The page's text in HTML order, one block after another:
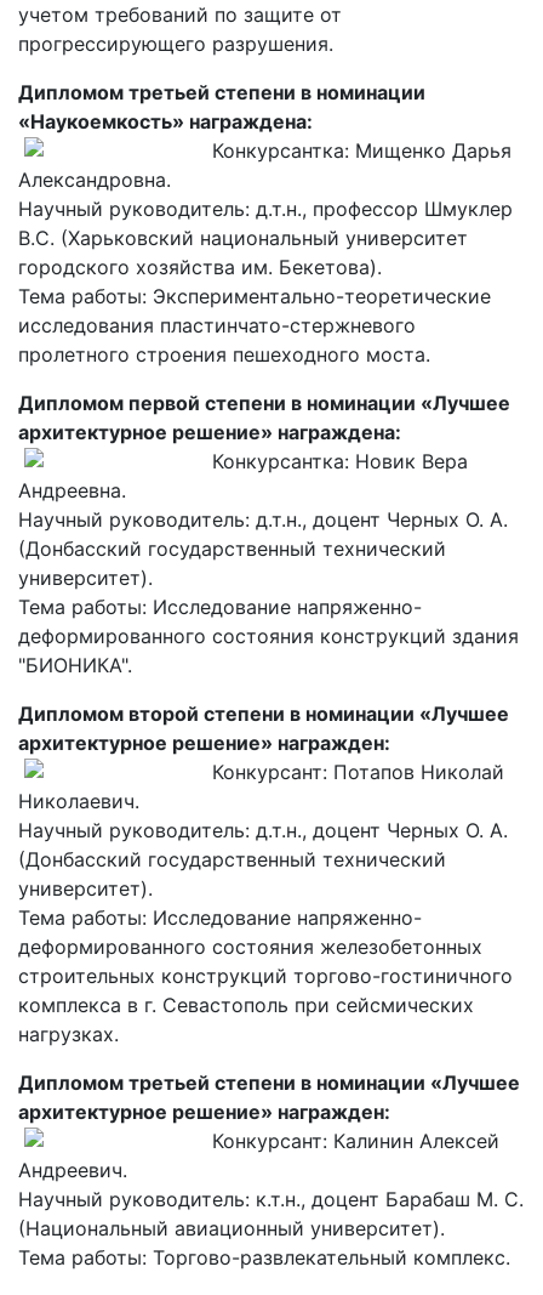
учетом требований по защите от
прогрессирующего разрушения.
Дипломом третьей степени в номинации
«Наукоемкость» награждена:
Конкурсантка: Мищенко Дарья
Александровна.
Научный руководитель: д.т.н., профессор Шмуклер
В.С. (Харьковский национальный университет
городского хозяйства им. Бекетова).
Тема работы: Экспериментально-теоретические
исследования пластинчато-стержневого
пролетного строения пешеходного моста.
Дипломом первой степени в номинации «Лучшее
архитектурное решение» награждена:
Конкурсантка: Новик Вера
Андреевна.
Научный руководитель: д.т.н., доцент Черных О. А.
(Донбасский государственный технический
университет).
Тема работы: Исследование напряженно-
деформированного состояния конструкций здания
"БИОНИКА".
Дипломом второй степени в номинации «Лучшее
архитектурное решение» награжден:
Конкурсант: Потапов Николай
Николаевич.
Научный руководитель: д.т.н., доцент Черных О. А.
(Донбасский государственный технический
университет).
Тема работы: Исследование напряженно-
деформированного состояния железобетонных
строительных конструкций торгово-гостиничного
комплекса в г. Севастополь при сейсмических
нагрузках.
Дипломом третьей степени в номинации «Лучшее
архитектурное решение» награжден:
Конкурсант: Калинин Алексей
Андреевич.
Научный руководитель: к.т.н., доцент Барабаш М. С.
(Национальный авиационный университет).
Тема работы: Торгово-развлекательный комплекс.